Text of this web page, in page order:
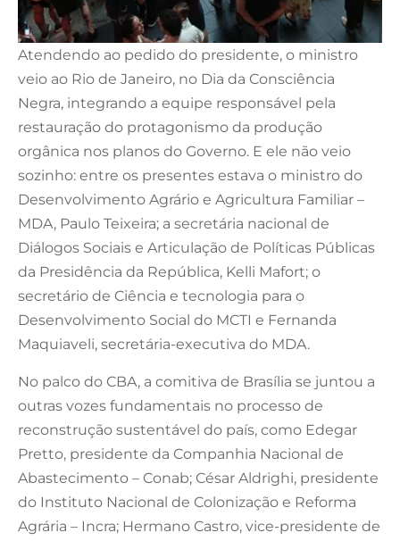
Atendendo ao pedido do presidente, o ministro
veio ao Rio de Janeiro, no Dia da Consciência
Negra, integrando a equipe responsável pela
restauração do protagonismo da produção
orgânica nos planos do Governo. E ele não veio
sozinho: entre os presentes estava o ministro do
Desenvolvimento Agrário e Agricultura Familiar –
MDA, Paulo Teixeira; a secretária nacional de
Diálogos Sociais e Articulação de Políticas Públicas
da Presidência da República, Kelli Mafort; o
secretário de Ciência e tecnologia para o
Desenvolvimento Social do MCTI e Fernanda
Maquiaveli, secretária-executiva do MDA.
No palco do CBA, a comitiva de Brasília se juntou a
outras vozes fundamentais no processo de
reconstrução sustentável do país, como Edegar
Pretto, presidente da Companhia Nacional de
Abastecimento – Conab; César Aldrighi, presidente
do Instituto Nacional de Colonização e Reforma
Agrária – Incra; Hermano Castro, vice-presidente de